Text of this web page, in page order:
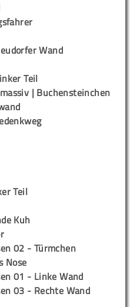
Wand
Teil
| Buchensteinchen
Teil
Kuh
02 - Türmchen
Nose
01 - Linke Wand
03 - Rechte Wand